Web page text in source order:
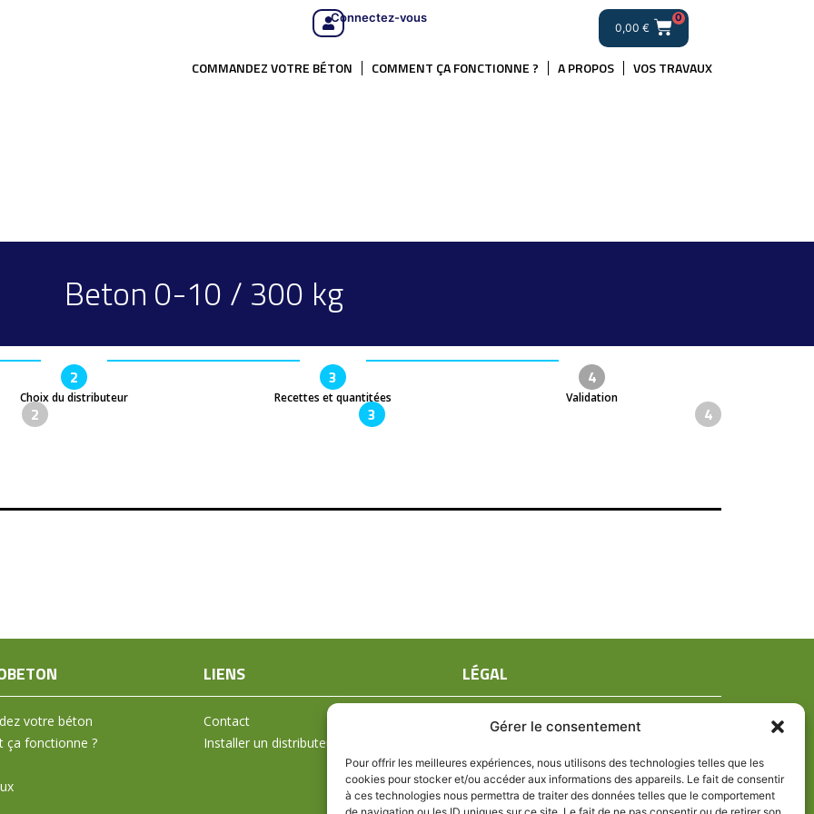
Gérer le consentement
Pour offrir les meilleures expériences, nous utilisons des technologies telles que les
cookies pour stocker et/ou accéder aux informations des appareils. Le fait de consentir
à ces technologies nous permettra de traiter des données telles que le comportement
Connectez-vous
0,00 €
0
COMMANDEZ VOTRE BÉTON COMMENT ÇA FONCTIONNE ? A PROPOS VOS TRAVAUX
Beton 0-10 / 300 kg
2
Choix du distributeur
3
Recettes et quantitées
4
Validation
2 3 4
votre béton
ça fonctionne ?
LIENS
Contact
Installer un distributeur
LÉGAL
Mentions légales
Politique de confidentialité
Politique de cookies (UE)